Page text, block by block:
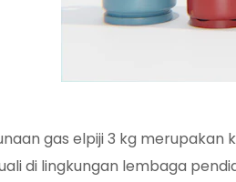
gas.
gas elpiji 3 kg
di lingkungan lembaga